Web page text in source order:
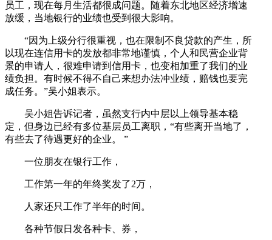
员工，现在每月生活都很成问题。随着东北地区经济增速
放缓，当地银行的业绩也受到很大影响。
“因为上级分行很重视，也在限制不良贷款的产生，所
以现在连信用卡的发放都非常地谨慎，个人和民营企业背
景的申请人，很难申请到信用卡，也变相加重了我们的业
绩负担。有时候不得不自己来想办法冲业绩，赔钱也要完
成任务。”吴小姐表示。
吴小姐告诉记者，虽然支行内中层以上领导基本稳
定，但身边已经有多位基层员工离职，“有些离开当地了，
有些去了待遇更好的企业。 ”
一位朋友在银行工作，
工作第一年的年终奖发了2万，
人家还只工作了半年的时间。
各种节假日发各种卡、券，